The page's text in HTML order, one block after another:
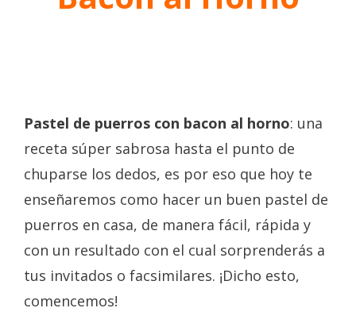
Pastel de puerros con bacon al horno: una
receta súper sabrosa hasta el punto de
chuparse los dedos, es por eso que hoy te
enseñaremos como hacer un buen pastel de
puerros en casa, de manera fácil, rápida y
con un resultado con el cual sorprenderás a
tus invitados o facsimilares. ¡Dicho esto,
comencemos!